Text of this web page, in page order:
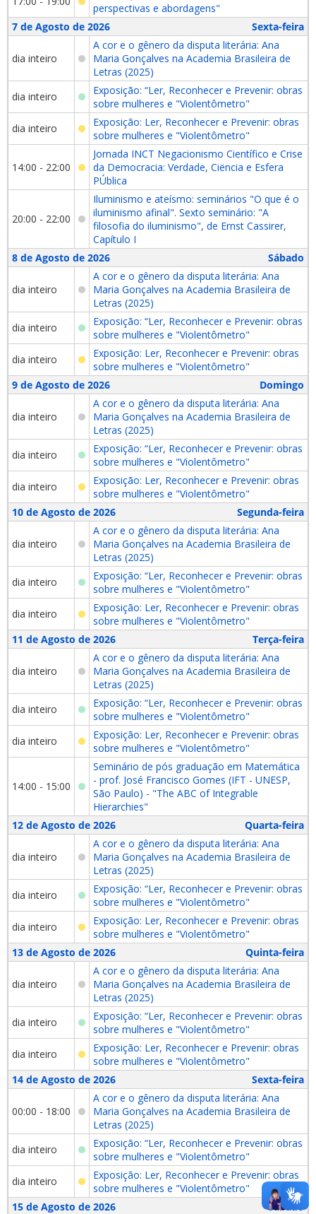
perspectivas e abordagens"
7 de Agosto de 2026
Sexta-feira
dia inteiro
A cor e o gênero da disputa literária: Ana
Maria Gonçalves na Academia Brasileira de
Letras (2025)
dia inteiro
Exposição: “Ler, Reconhecer e Prevenir: obras
sobre mulheres e "Violentômetro"
dia inteiro
Exposição: Ler, Reconhecer e Prevenir: obras
sobre mulheres e "Violentômetro"
14:00 - 22:00
Jornada INCT Negacionismo Científico e Crise
da Democracia: Verdade, Ciëncia e Esfera
PÚblica
20:00 - 22:00
Iluminismo e ateísmo: seminários "O que é o
iluminismo afinal". Sexto seminário: "A
filosofia do iluminismo", de Ernst Cassirer,
Capítulo I
8 de Agosto de 2026
Sábado
dia inteiro
A cor e o gênero da disputa literária: Ana
Maria Gonçalves na Academia Brasileira de
Letras (2025)
dia inteiro
Exposição: “Ler, Reconhecer e Prevenir: obras
sobre mulheres e "Violentômetro"
dia inteiro
Exposição: Ler, Reconhecer e Prevenir: obras
sobre mulheres e "Violentômetro"
9 de Agosto de 2026
Domingo
dia inteiro
A cor e o gênero da disputa literária: Ana
Maria Gonçalves na Academia Brasileira de
Letras (2025)
dia inteiro
Exposição: “Ler, Reconhecer e Prevenir: obras
sobre mulheres e "Violentômetro"
dia inteiro
Exposição: Ler, Reconhecer e Prevenir: obras
sobre mulheres e "Violentômetro"
10 de Agosto de 2026
Segunda-feira
dia inteiro
A cor e o gênero da disputa literária: Ana
Maria Gonçalves na Academia Brasileira de
Letras (2025)
dia inteiro
Exposição: “Ler, Reconhecer e Prevenir: obras
sobre mulheres e "Violentômetro"
dia inteiro
Exposição: Ler, Reconhecer e Prevenir: obras
sobre mulheres e "Violentômetro"
11 de Agosto de 2026
Terça-feira
dia inteiro
A cor e o gênero da disputa literária: Ana
Maria Gonçalves na Academia Brasileira de
Letras (2025)
dia inteiro
Exposição: “Ler, Reconhecer e Prevenir: obras
sobre mulheres e "Violentômetro"
dia inteiro
Exposição: Ler, Reconhecer e Prevenir: obras
sobre mulheres e "Violentômetro"
14:00 - 15:00
Seminário de pós graduação em Matemática
- prof. José Francisco Gomes (IFT - UNESP,
São Paulo) - "The ABC of Integrable
Hierarchies"
12 de Agosto de 2026
Quarta-feira
dia inteiro
A cor e o gênero da disputa literária: Ana
Maria Gonçalves na Academia Brasileira de
Letras (2025)
dia inteiro
Exposição: “Ler, Reconhecer e Prevenir: obras
sobre mulheres e "Violentômetro"
dia inteiro
Exposição: Ler, Reconhecer e Prevenir: obras
sobre mulheres e "Violentômetro"
13 de Agosto de 2026
Quinta-feira
dia inteiro
A cor e o gênero da disputa literária: Ana
Maria Gonçalves na Academia Brasileira de
Letras (2025)
dia inteiro
Exposição: “Ler, Reconhecer e Prevenir: obras
sobre mulheres e "Violentômetro"
dia inteiro
Exposição: Ler, Reconhecer e Prevenir: obras
sobre mulheres e "Violentômetro"
14 de Agosto de 2026
Sexta-feira
00:00 - 18:00
A cor e o gênero da disputa literária: Ana
Maria Gonçalves na Academia Brasileira de
Letras (2025)
dia inteiro
Exposição: “Ler, Reconhecer e Prevenir: obras
sobre mulheres e "Violentômetro"
dia inteiro
Exposição: Ler, Reconhecer e Prevenir: obras
sobre mulheres e "Violentômetro"
15 de Agosto de 2026
Sábado